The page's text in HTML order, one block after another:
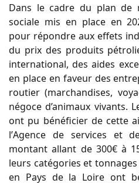
Dans le cadre du plan de
sociale mis en place en
pour répondre aux effets
du prix des produits
international, des aides
en place en faveur des
routier (marchandises,
négoce d’animaux vivants.
ont pu bénéficier de cette
l’Agence de services et
montant allant de 300€ à
leurs catégories et tonnages
en Pays de la Loire ont